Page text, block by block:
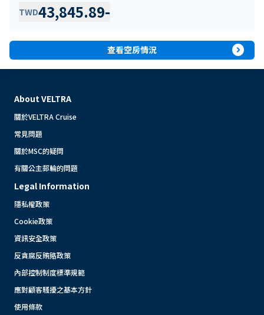
TWD43,845.89-
查看空房情況 expand_circle_right
About VELTRA
關於VELTRA Cruise
常見問題
關於MSC的疑問
有關公主郵輪的問題
Legal Information
隱私權政策
Cookie政策
資訊安全政策
反貪腐反賄賂政策
內部控制制度標準規範
應對顧客騷擾之基本方針
使用條款